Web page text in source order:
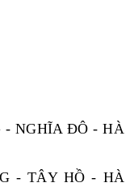
- NGHĨA ĐÔ - HÀ
- TÂY HỒ - HÀ